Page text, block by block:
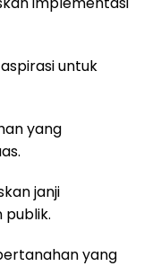
untuk
yang
janji
yang